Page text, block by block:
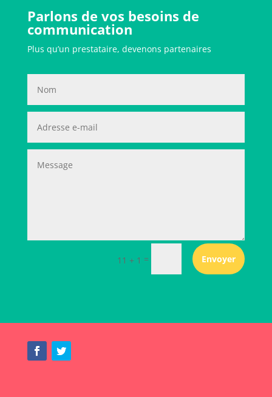
Parlons de vos besoins de
communication
Plus qu’un prestataire, devenons partenaires
11 + 1 = Envoyer